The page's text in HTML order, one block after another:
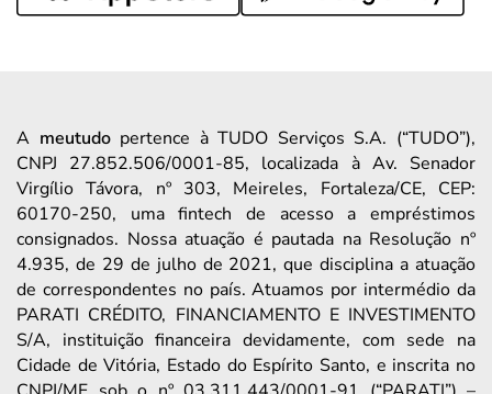
A meutudopertence à TUDO Serviços S.A. (“TUDO”),
CNPJ 27.852.506/0001-85, localizada à Av. Senador
Virgílio Távora, nº 303, Meireles, Fortaleza/CE, CEP:
60170-250, uma fintech de acesso a empréstimos
consignados. Nossa atuação é pautada na Resolução nº
4.935, de 29 de julho de 2021, que disciplina a atuação
de correspondentes no país. Atuamos por intermédio da
PARATI CRÉDITO, FINANCIAMENTO E INVESTIMENTO
S/A, instituição financeira devidamente, com sede na
Cidade de Vitória, Estado do Espírito Santo, e inscrita no